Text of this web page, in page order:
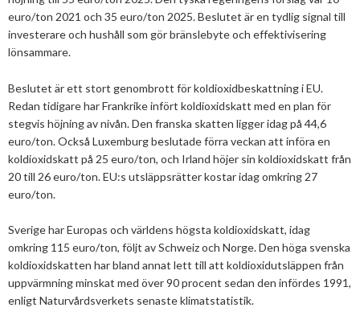
Maj
April
Februari
Juli
Juni
Mars
Februari
Januari
Juni
Maj
Mars
Oktober
September
April
Mars
Februari
Oktober
September
Juni
Maj
Mars
Januari
December
November
September
Juni
Maj
Januari
2019
November
September
Juli
Juni
Mars
Februari
Januari
2018
April
Mars
Februari
November
Oktober
September
Juni
April
Mars
2016
November
Oktober
Augusti
Juli
Juni
2015
November
September
Augusti
Juli
2014
Juni
Maj
April
November
Oktober
September
2012
December
Oktober
2011
December
2010
Verksamhetsberättelse
Årsstämmor
Stora biokraft- och värmekonferensen
Svebio Fuel Market Day
Svebios vår- och årsmöteskonferens
Projekt inom bioenergi
BioDriv
Jan Häckners bioenergistipendium
euro/ton 2021 och 35 euro/ton 2025. Beslutet är en tydlig signal till
investerare och hushåll som gör bränslebyte och effektivisering
lönsammare.
Beslutet är ett stort genombrott för koldioxidbeskattning i EU.
Redan tidigare har Frankrike infört koldioxidskatt med en plan för
stegvis höjning av nivån. Den franska skatten ligger idag på 44,6
euro/ton. Också Luxemburg beslutade förra veckan att införa en
koldioxidskatt på 25 euro/ton, och Irland höjer sin koldioxidskatt från
20 till 26 euro/ton. EU:s utsläppsrätter kostar idag omkring 27
euro/ton.
Sverige har Europas och världens högsta koldioxidskatt, idag
omkring 115 euro/ton, följt av Schweiz och Norge. Den höga svenska
koldioxidskatten har bland annat lett till att koldioxidutsläppen från
uppvärmning minskat med över 90 procent sedan den infördes 1991,
enligt Naturvårdsverkets senaste klimatstatistik.